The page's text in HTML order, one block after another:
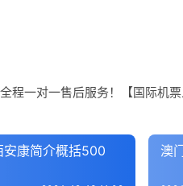
程一对一售后服务！【国际机
安康简介概括500
澳